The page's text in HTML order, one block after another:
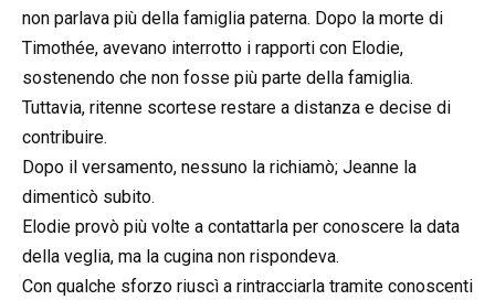
non parlava più della famiglia paterna. Dopo la morte di
Timothée, avevano interrotto i rapporti con Elodie,
sostenendo che non fosse più parte della famiglia.
Tuttavia, ritenne scortese restare a distanza e decise di
contribuire.
Dopo il versamento, nessuno la richiamò; Jeanne la
dimenticò subito.
Elodie provò più volte a contattarla per conoscere la data
della veglia, ma la cugina non rispondeva.
Con qualche sforzo riuscì a rintracciarla tramite conoscenti